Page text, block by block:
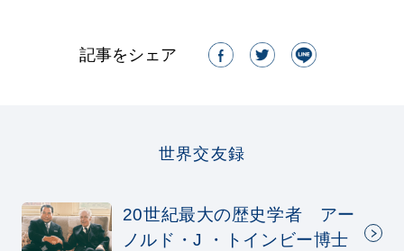
記事をシェア
世界交友録
20世紀最大の歴史学者 アー
ノルド・J ・トインビー博士